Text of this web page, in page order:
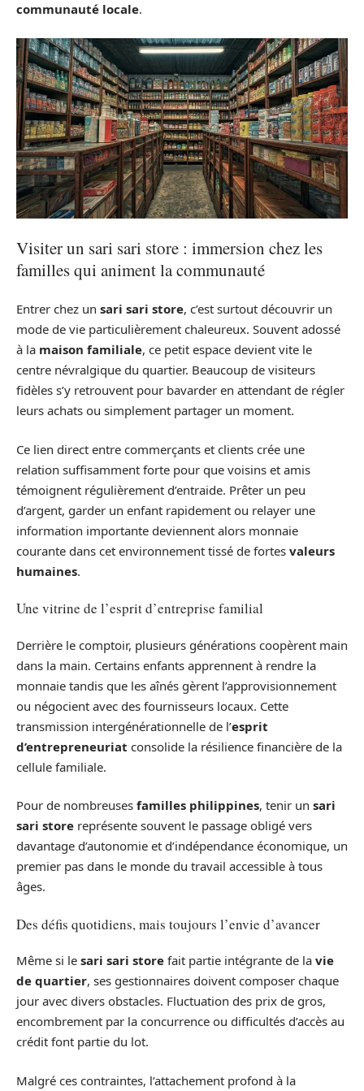
communauté locale.
Visiter un sari sari store : immersion chez les
familles qui animent la communauté
Entrer chez un sari sari store, c’est surtout découvrir un
mode de vie particulièrement chaleureux. Souvent adossé
à la maison familiale, ce petit espace devient vite le
centre névralgique du quartier. Beaucoup de visiteurs
fidèles s’y retrouvent pour bavarder en attendant de régler
leurs achats ou simplement partager un moment.
Ce lien direct entre commerçants et clients crée une
relation suffisamment forte pour que voisins et amis
témoignent régulièrement d’entraide. Prêter un peu
d’argent, garder un enfant rapidement ou relayer une
information importante deviennent alors monnaie
courante dans cet environnement tissé de fortes valeurs
humaines.
Une vitrine de l’esprit d’entreprise familial
Derrière le comptoir, plusieurs générations coopèrent main
dans la main. Certains enfants apprennent à rendre la
monnaie tandis que les aînés gèrent l’approvisionnement
ou négocient avec des fournisseurs locaux. Cette
transmission intergénérationnelle de l’esprit
d’entrepreneuriat consolide la résilience financière de la
cellule familiale.
Pour de nombreuses familles philippines, tenir un sari
sari store représente souvent le passage obligé vers
davantage d’autonomie et d’indépendance économique, un
premier pas dans le monde du travail accessible à tous
âges.
Des défis quotidiens, mais toujours l’envie d’avancer
Même si le sari sari store fait partie intégrante de la vie
de quartier, ses gestionnaires doivent composer chaque
jour avec divers obstacles. Fluctuation des prix de gros,
encombrement par la concurrence ou difficultés d’accès au
crédit font partie du lot.
Malgré ces contraintes, l’attachement profond à la